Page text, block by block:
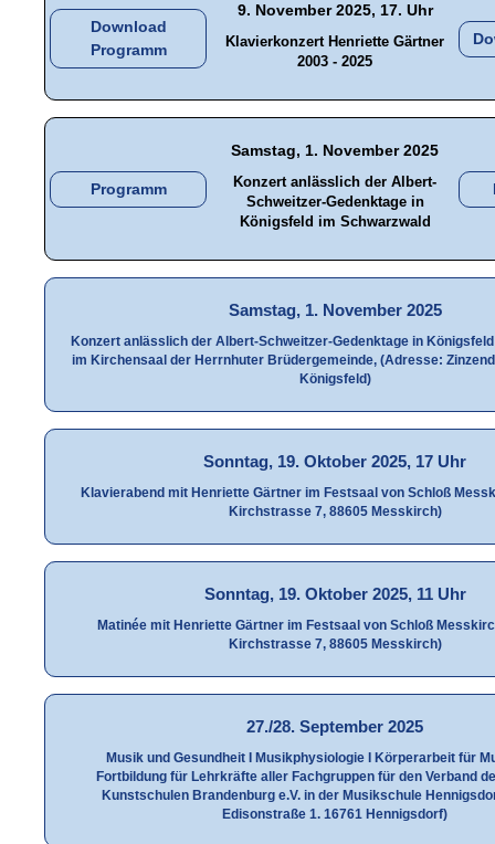
Download
Programm
9. November 2025, 17. Uhr
Klavierkonzert Henriette Gärtner
2003 - 2025
Programm
Samstag, 1. November 2025
Konzert anlässlich der Albert-
Schweitzer-Gedenktage in
Königsfeld im Schwarzwald
Samstag, 1. November 2025
Konzert anlässlich der Albert-Schweitzer-Gedenktage in
im Kirchensaal der Herrnhuter Brüdergemeinde, (Adresse:
Königsfeld)
Sonntag, 19. Oktober 2025, 17 Uhr
Klavierabend mit Henriette Gärtner im Festsaal von Schloß
Kirchstrasse 7, 88605 Messkirch)
Sonntag, 19. Oktober 2025, 11 Uhr
Matinée mit Henriette Gärtner im Festsaal von Schloß
Kirchstrasse 7, 88605 Messkirch)
27./28. September 2025
Musik und Gesundheit I Musikphysiologie I Körperarbeit für
Fortbildung für Lehrkräfte aller Fachgruppen für den Verband
Kunstschulen Brandenburg e.V. in der Musikschule
Edisonstraße 1. 16761 Hennigsdorf)